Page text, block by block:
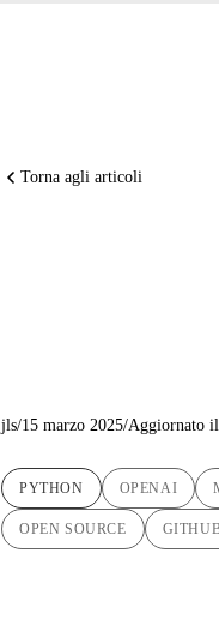
Torna agli articoli
jls/15 marzo 2025/Aggiornato
PYTHON OPENAI
OPEN SOURCE